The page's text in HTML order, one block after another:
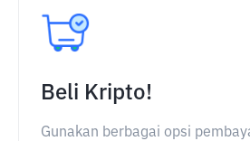
Beli Kripto!
Gunakan berbagai opsi